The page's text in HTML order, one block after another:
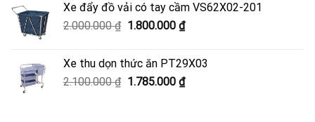
950.000 ₫.là:
600.000 ₫.
Xe đẩy đồ vải có tay cầm VS62X02-201
2.000.000₫ Giá
2.000.000 ₫.
1.800.000 ₫Giá
là:
1.800.000 ₫.
Xe thu dọn thức ăn PT29X03
2.100.000₫ Giá
1.785.000 ₫Giá